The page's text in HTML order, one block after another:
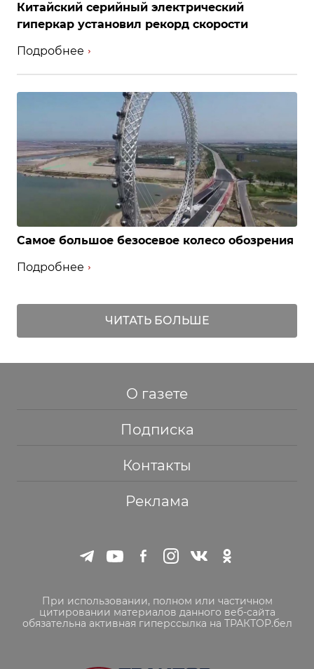
Китайский серийный электрический
гиперкар установил рекорд скорости
Подробнее
Самое большое безосевое колесо обозрения
Подробнее
ЧИТАТЬ БОЛЬШЕ
О газете
Подписка
Контакты
Реклама
При использовании, полном или частичном
цитировании материалов данного веб-сайта
обязательна активная гиперссылка на ТРАКТОР.бел